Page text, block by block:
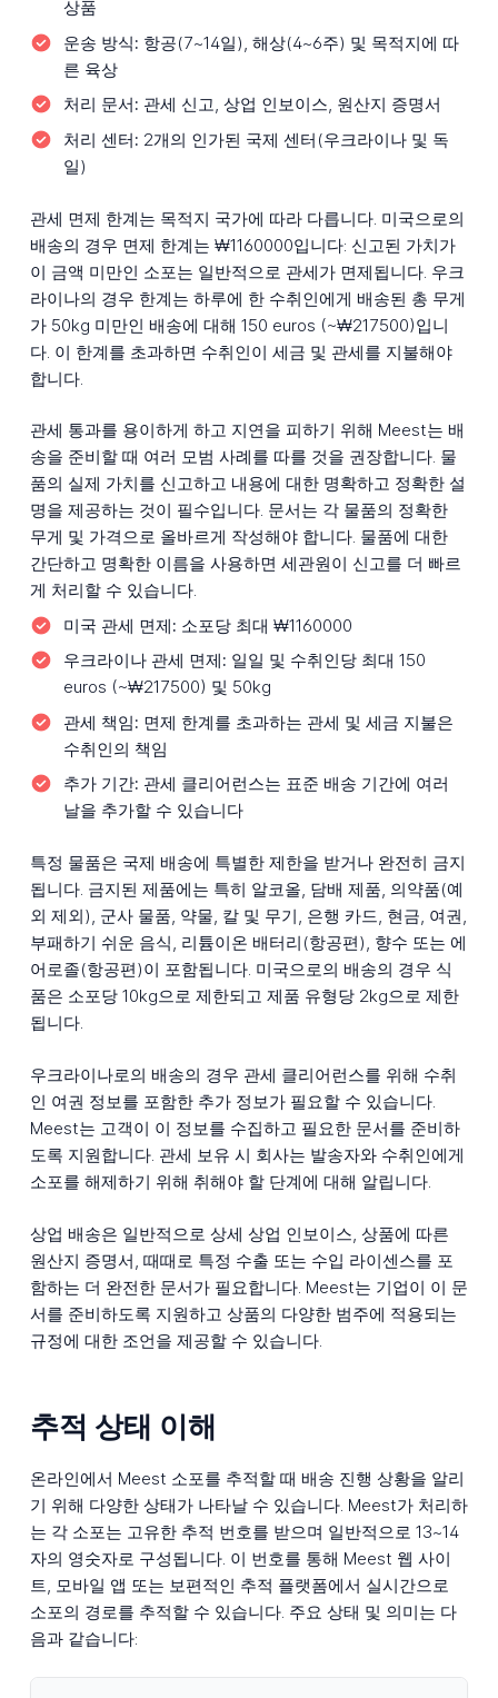
상품
운송 방식: 항공(7~14일), 해상(4~6주) 및 목적지에 따
른 육상
처리 문서: 관세 신고, 상업 인보이스, 원산지 증명서
처리 센터: 2개의 인가된 국제 센터(우크라이나 및 독
일)
관세 면제 한계는 목적지 국가에 따라 다릅니다. 미국으로의
배송의 경우 면제 한계는 ₩1160000입니다: 신고된 가치가
이 금액 미만인 소포는 일반적으로 관세가 면제됩니다. 우크
라이나의 경우 한계는 하루에 한 수취인에게 배송된 총 무게
가 50kg 미만인 배송에 대해 150 euros (~₩217500)입니
다. 이 한계를 초과하면 수취인이 세금 및 관세를 지불해야
합니다.
관세 통과를 용이하게 하고 지연을 피하기 위해 Meest는 배
송을 준비할 때 여러 모범 사례를 따를 것을 권장합니다. 물
품의 실제 가치를 신고하고 내용에 대한 명확하고 정확한 설
명을 제공하는 것이 필수입니다. 문서는 각 물품의 정확한
무게 및 가격으로 올바르게 작성해야 합니다. 물품에 대한
간단하고 명확한 이름을 사용하면 세관원이 신고를 더 빠르
게 처리할 수 있습니다.
미국 관세 면제: 소포당 최대 ₩1160000
우크라이나 관세 면제: 일일 및 수취인당 최대 150
euros (~₩217500) 및 50kg
관세 책임: 면제 한계를 초과하는 관세 및 세금 지불은
수취인의 책임
추가 기간: 관세 클리어런스는 표준 배송 기간에 여러
날을 추가할 수 있습니다
특정 물품은 국제 배송에 특별한 제한을 받거나 완전히 금지
됩니다. 금지된 제품에는 특히 알코올, 담배 제품, 의약품(예
외 제외), 군사 물품, 약물, 칼 및 무기, 은행 카드, 현금, 여권,
부패하기 쉬운 음식, 리튬이온 배터리(항공편), 향수 또는 에
어로졸(항공편)이 포함됩니다. 미국으로의 배송의 경우 식
품은 소포당 10kg으로 제한되고 제품 유형당 2kg으로 제한
됩니다.
우크라이나로의 배송의 경우 관세 클리어런스를 위해 수취
인 여권 정보를 포함한 추가 정보가 필요할 수 있습니다.
Meest는 고객이 이 정보를 수집하고 필요한 문서를 준비하
도록 지원합니다. 관세 보유 시 회사는 발송자와 수취인에게
소포를 해제하기 위해 취해야 할 단계에 대해 알립니다.
상업 배송은 일반적으로 상세 상업 인보이스, 상품에 따른
원산지 증명서, 때때로 특정 수출 또는 수입 라이센스를 포
함하는 더 완전한 문서가 필요합니다. Meest는 기업이 이 문
서를 준비하도록 지원하고 상품의 다양한 범주에 적용되는
규정에 대한 조언을 제공할 수 있습니다.
추적 상태 이해
온라인에서 Meest 소포를 추적할 때 배송 진행 상황을 알리
기 위해 다양한 상태가 나타날 수 있습니다. Meest가 처리하
는 각 소포는 고유한 추적 번호를 받으며 일반적으로 13~14
자의 영숫자로 구성됩니다. 이 번호를 통해 Meest 웹 사이
트, 모바일 앱 또는 보편적인 추적 플랫폼에서 실시간으로
소포의 경로를 추적할 수 있습니다. 주요 상태 및 의미는 다
음과 같습니다: